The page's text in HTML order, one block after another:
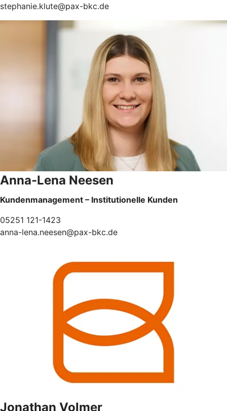
stephanie.klute@pax-bkc.de
Anna-Lena Neesen
Kundenmanagement – Institutionelle Kunden
05251 121-1423
anna-lena.neesen@pax-bkc.de
Jonathan Volmer